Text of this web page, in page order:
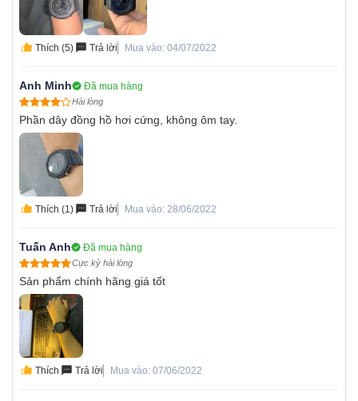
Thích (5) Trả lời Mua vào: 04/07/2022
Anh Minh Đã mua hàng
Hài lòng
Phần dây đồng hồ hơi cứng, không ôm tay.
Thích (1) Trả lời Mua vào: 28/06/2022
Tuấn Anh Đã mua hàng
Cực kỳ hài lòng
Sản phẩm chính hãng giá tốt
Thích Trả lời Mua vào: 07/06/2022